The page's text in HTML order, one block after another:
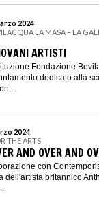
2024
LA MASA – LA
ARTISTI
Fondazione
dedicato alla
2024
THE ARTS
AND OVER AND
con
dell'artista britannico